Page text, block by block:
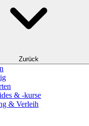
Zurück
& -kurse
& Verleih